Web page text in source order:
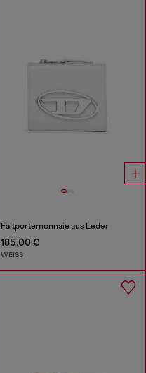
Faltportemonnaie aus Leder
185,00 €
WEISS